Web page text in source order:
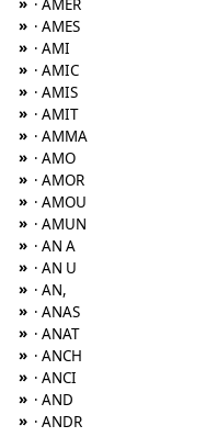
· AMER
» · AMES
» · AMI
» · AMIC
» · AMIS
» · AMIT
» · AMMA
» · AMO
» · AMOR
» · AMOU
» · AMUN
» · AN A
» · AN U
» · AN,
» · ANAS
» · ANAT
» · ANCH
» · ANCI
» · AND
» · ANDR